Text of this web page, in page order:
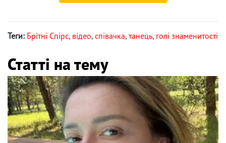
Теги: Брітні Спірс, відео, співачка, танець, голі знаменитості
Статті на тему